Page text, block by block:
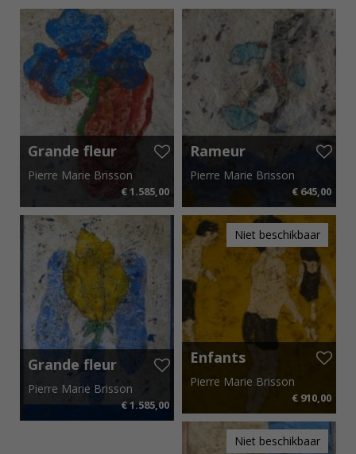
artist. In addition to numerous private collections, his
works are housed in major institutions such as the
Museum of Art (Fort Lauderdale), George Pages
Museum (Los Angeles), Musée d’Art et d’Histoire
(Belfort), Fine Art Museum (San Francisco), and the
Städtisches Museum (Gelsenkirchen), to name just a
Grande fleur
Pierre Marie Brisson
€ 1.585,00
80 cm x 130 cm € 23,78 p.m.
Rameur
Pierre Marie Brisson
€ 645,00
55 cm x 75 cm € 9,68 p.m.
Grande fleur
Pierre Marie Brisson
€ 1.585,00
Niet beschikbaar
Enfants
Pierre Marie Brisson
€ 910,00
70 cm x 90 cm € 13,65 p.m.
Niet beschikbaar